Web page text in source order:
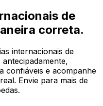
de
correta.
internacionais de
confiáveis e acompanhe
Envie para mais de